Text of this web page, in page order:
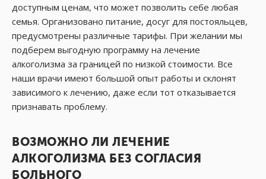
доступным ценам, что может позволить себе любая
семья. Организовано питание, досуг для постояльцев,
предусмотрены различные тарифы. При желании мы
подберем выгодную программу на лечение
алкоголизма за границей по низкой стоимости. Все
наши врачи имеют большой опыт работы и склонят
зависимого к лечению, даже если тот отказывается
признавать проблему.
ВОЗМОЖНО ЛИ ЛЕЧЕНИЕ
АЛКОГОЛИЗМА БЕЗ СОГЛАСИЯ
БОЛЬНОГО